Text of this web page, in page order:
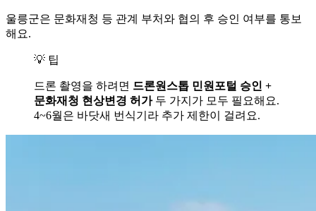
울릉군은 문화재청 등 관계 부처와 협의 후 승인 여부를 통보
해요.
💡 팁
드론 촬영을 하려면 드론원스톱 민원포털 승인 +
문화재청 현상변경 허가두 가지가 모두 필요해요.
4~6월은 바닷새 번식기라 추가 제한이 걸려요.